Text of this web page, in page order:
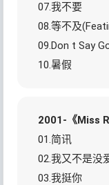
07.我不要
08.等不及
09.Don t Say
10.暑假
2001-《Miss
01.简讯
02.我又不是没
03.我挺你